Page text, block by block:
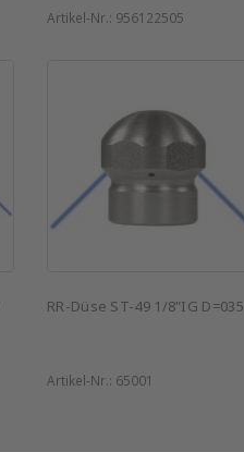
Artikel-Nr.: 956122505
RR-Düse ST-49 1/8"IG D=035
Artikel-Nr.: 65001